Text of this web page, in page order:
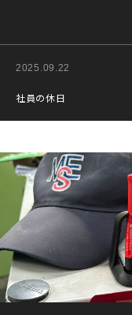
2025.09.22
社員の休日